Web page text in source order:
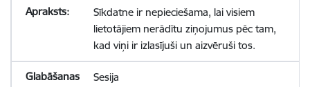
Sīkdatne ir nepieciešama, lai visiem
lietotājiem nerādītu ziņojumus pēc tam,
kad viņi ir izlasījuši un aizvēruši tos.
Sesija